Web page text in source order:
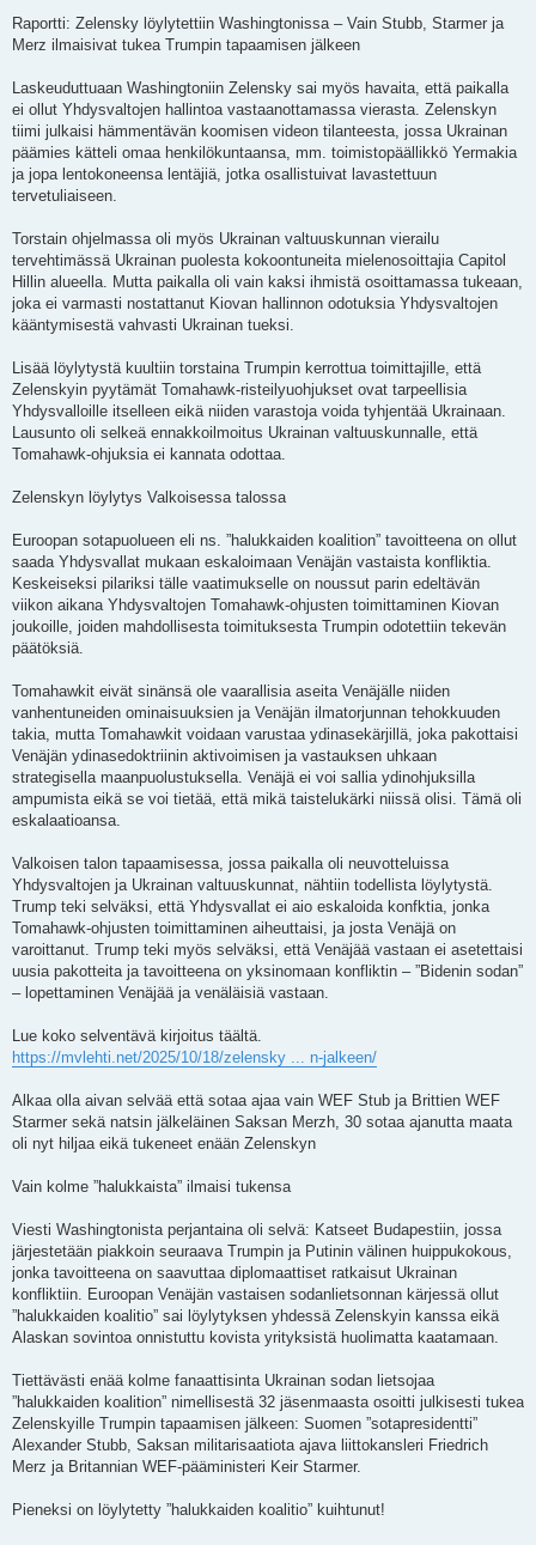
e
s
Raportti: Zelensky löylytettiin Washingtonissa – Vain Stubb, Starmer ja
Merz ilmaisivat tukea Trumpin tapaamisen jälkeen
Laskeuduttuaan Washingtoniin Zelensky sai myös havaita, että paikalla
ei ollut Yhdysvaltojen hallintoa vastaanottamassa vierasta. Zelenskyn
tiimi julkaisi hämmentävän koomisen videon tilanteesta, jossa Ukrainan
päämies kätteli omaa henkilökuntaansa, mm. toimistopäällikkö Yermakia
ja jopa lentokoneensa lentäjiä, jotka osallistuivat lavastettuun
tervetuliaiseen.
Torstain ohjelmassa oli myös Ukrainan valtuuskunnan vierailu
tervehtimässä Ukrainan puolesta kokoontuneita mielenosoittajia Capitol
Hillin alueella. Mutta paikalla oli vain kaksi ihmistä osoittamassa tukeaan,
joka ei varmasti nostattanut Kiovan hallinnon odotuksia Yhdysvaltojen
kääntymisestä vahvasti Ukrainan tueksi.
Lisää löylytystä kuultiin torstaina Trumpin kerrottua toimittajille, että
Zelenskyin pyytämät Tomahawk-risteilyuohjukset ovat tarpeellisia
Yhdysvalloille itselleen eikä niiden varastoja voida tyhjentää Ukrainaan.
Lausunto oli selkeä ennakkoilmoitus Ukrainan valtuuskunnalle, että
Tomahawk-ohjuksia ei kannata odottaa.
Zelenskyn löylytys Valkoisessa talossa
Euroopan sotapuolueen eli ns. ”halukkaiden koalition” tavoitteena on ollut
saada Yhdysvallat mukaan eskaloimaan Venäjän vastaista konfliktia.
Keskeiseksi pilariksi tälle vaatimukselle on noussut parin edeltävän
viikon aikana Yhdysvaltojen Tomahawk-ohjusten toimittaminen Kiovan
joukoille, joiden mahdollisesta toimituksesta Trumpin odotettiin tekevän
päätöksiä.
Tomahawkit eivät sinänsä ole vaarallisia aseita Venäjälle niiden
vanhentuneiden ominaisuuksien ja Venäjän ilmatorjunnan tehokkuuden
takia, mutta Tomahawkit voidaan varustaa ydinasekärjillä, joka pakottaisi
Venäjän ydinasedoktriinin aktivoimisen ja vastauksen uhkaan
strategisella maanpuolustuksella. Venäjä ei voi sallia ydinohjuksilla
ampumista eikä se voi tietää, että mikä taistelukärki niissä olisi. Tämä oli
eskalaatioansa.
Valkoisen talon tapaamisessa, jossa paikalla oli neuvotteluissa
Yhdysvaltojen ja Ukrainan valtuuskunnat, nähtiin todellista löylytystä.
Trump teki selväksi, että Yhdysvallat ei aio eskaloida konfktia, jonka
Tomahawk-ohjusten toimittaminen aiheuttaisi, ja josta Venäjä on
varoittanut. Trump teki myös selväksi, että Venäjää vastaan ei asetettaisi
uusia pakotteita ja tavoitteena on yksinomaan konfliktin – ”Bidenin sodan”
– lopettaminen Venäjää ja venäläisiä vastaan.
Lue koko selventävä kirjoitus täältä.
https://mvlehti.net/2025/10/18/zelensky ... n-jalkeen/
Alkaa olla aivan selvää että sotaa ajaa vain WEF Stub ja Brittien WEF
Starmer sekä natsin jälkeläinen Saksan Merzh, 30 sotaa ajanutta maata
oli nyt hiljaa eikä tukeneet enään Zelenskyn
Vain kolme ”halukkaista” ilmaisi tukensa
Viesti Washingtonista perjantaina oli selvä: Katseet Budapestiin, jossa
järjestetään piakkoin seuraava Trumpin ja Putinin välinen huippukokous,
jonka tavoitteena on saavuttaa diplomaattiset ratkaisut Ukrainan
konfliktiin. Euroopan Venäjän vastaisen sodanlietsonnan kärjessä ollut
”halukkaiden koalitio” sai löylytyksen yhdessä Zelenskyin kanssa eikä
Alaskan sovintoa onnistuttu kovista yrityksistä huolimatta kaatamaan.
Tiettävästi enää kolme fanaattisinta Ukrainan sodan lietsojaa
”halukkaiden koalition” nimellisestä 32 jäsenmaasta osoitti julkisesti tukea
Zelenskyille Trumpin tapaamisen jälkeen: Suomen ”sotapresidentti”
Alexander Stubb, Saksan militarisaatiota ajava liittokansleri Friedrich
Merz ja Britannian WEF-pääministeri Keir Starmer.
Pieneksi on löylytetty ”halukkaiden koalitio” kuihtunut!